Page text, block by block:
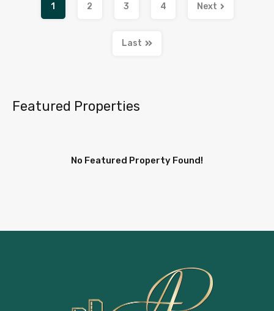
1 2 3 4 Next
Last
Featured Properties
No Featured Property Found!